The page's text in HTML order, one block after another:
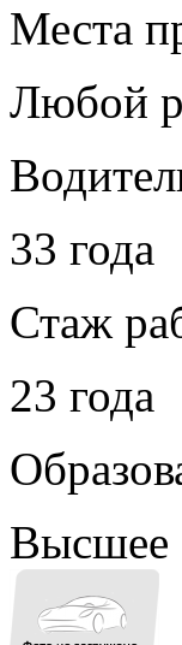
Места
Любой
33 года
Стаж
23 года
Высшее